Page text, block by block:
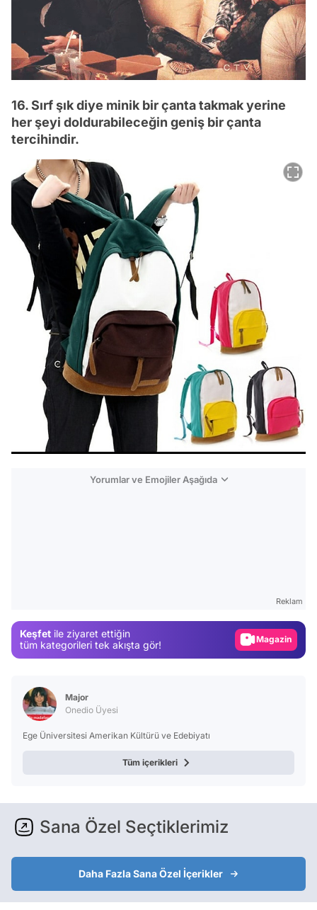
16. Sırf şık diye minik bir çanta takmak yerine
her şeyi doldurabileceğin geniş bir çanta
tercihindir.
Yorumlar ve Emojiler Aşağıda
Reklam
Keşfet ile ziyaret ettiğin
tüm kategorileri tek akışta gör!
Video
Major
Onedio Üyesi
Ege Üniversitesi Amerikan Kültürü ve Edebiyatı
Tüm içerikleri
Sana Özel Seçtiklerimiz
Daha Fazla Sana Özel İçerikler